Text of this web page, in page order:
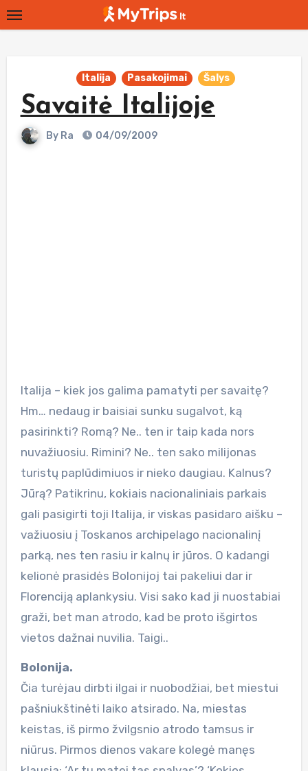
Skip
to
Italija Pasakojimai Šalys
Savaitė Italijoje
By Ra 04/09/2009
Italija – kiek jos galima pamatyti per savaitę?
Hm… nedaug ir baisiai sunku sugalvot, ką
pasirinkti? Romą? Ne.. ten ir taip kada nors
nuvažiuosiu. Rimini? Ne.. ten sako milijonas
turistų paplūdimiuos ir nieko daugiau. Kalnus?
Jūrą? Patikrinu, kokiais nacionaliniais parkais
gali pasigirti toji Italija, ir viskas pasidaro aišku –
važiuosiu į Toskanos archipelago nacionalinį
parką, nes ten rasiu ir kalnų ir jūros. O kadangi
kelionė prasidės Bolonijoj tai pakeliui dar ir
Florenciją aplankysiu. Visi sako kad ji nuostabiai
graži, bet man atrodo, kad be proto išgirtos
vietos dažnai nuvilia. Taigi..
Bolonija.
Čia turėjau dirbti ilgai ir nuobodžiai, bet miestui
pašniukštinėti laiko atsirado. Na, miestas
keistas, iš pirmo žvilgsnio atrodo tamsus ir
niūrus. Pirmos dienos vakare kolegė manęs